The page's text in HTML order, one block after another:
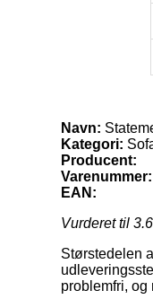
Navn:
Kategori:
Producent:
Varenummer:
EAN:
Vurderet til 3.6
Størstedelen
problemfri,